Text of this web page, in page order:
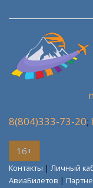
8(804)333-73-20;
16+
Контакты | Личный
АвиаБилетов |